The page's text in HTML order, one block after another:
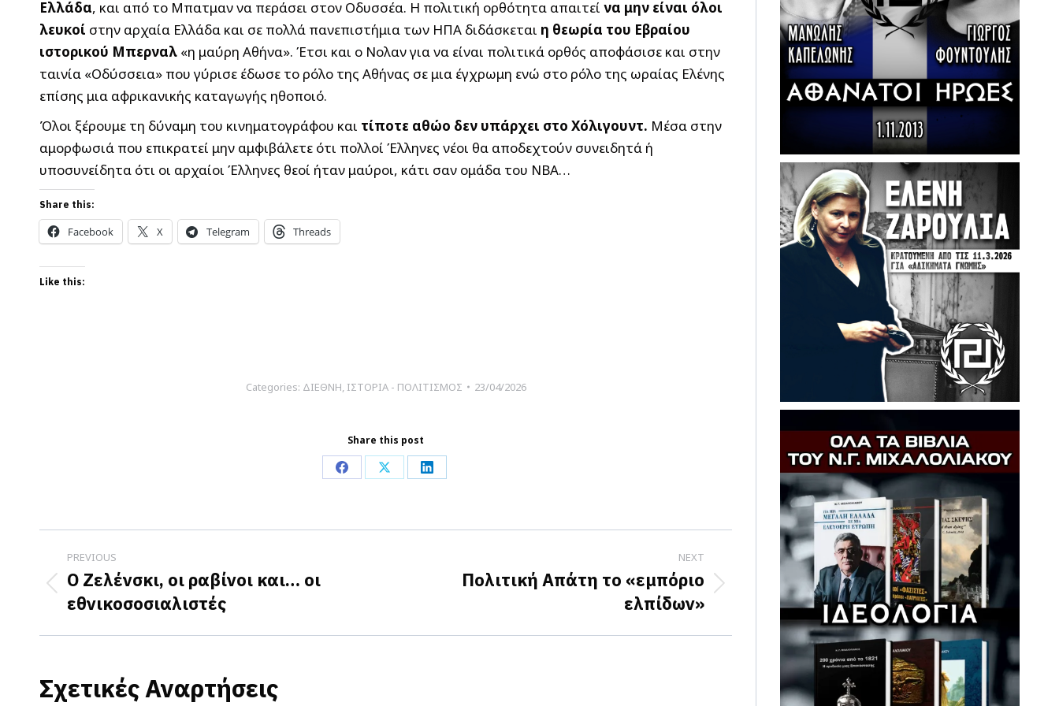
Ελλάδα, και από το Μπατμαν να περάσει στον Οδυσσέα. Η πολιτική ορθότητα απαιτεί να μην είναι όλοι
λευκοί στην αρχαία Ελλάδα και σε πολλά πανεπιστήμια των ΗΠΑ διδάσκεται η θεωρία του Εβραίου
ιστορικού Μπερναλ «η μαύρη Αθήνα». Έτσι και ο Νολαν για να είναι πολιτικά ορθός αποφάσισε και στην
ταινία «Οδύσσεια» που γύρισε έδωσε το ρόλο της Αθήνας σε μια έγχρωμη ενώ στο ρόλο της ωραίας Ελένης
επίσης μια αφρικανικής καταγωγής ηθοποιό.
Όλοι ξέρουμε τη δύναμη του κινηματογράφου και τίποτε αθώο δεν υπάρχει στο Χόλιγουντ. Μέσα στην
αμορφωσιά που επικρατεί μην αμφιβάλετε ότι πολλοί Έλληνες νέοι θα αποδεχτούν συνειδητά ή
υποσυνείδητα ότι οι αρχαίοι Έλληνες θεοί ήταν μαύροι, κάτι σαν ομάδα του ΝΒΑ…
Share this:
Facebook X Telegram Threads
Like this:
Categories: ΔΙΕΘΝΗ, ΙΣΤΟΡΙΑ - ΠΟΛΙΤΙΣΜΟΣ 23/04/2026
Share this post
Share
Facebook
Share
X
Share
LinkedIn
Post
navigation
PREVIOUS
Previous
post:
Ο Ζελένσκι, οι ραβίνοι και… οι
εθνικοσοσιαλιστές
NEXT
Πολιτική Απάτη το «εμπόριο
ελπίδων»
Σχετικές Αναρτήσεις